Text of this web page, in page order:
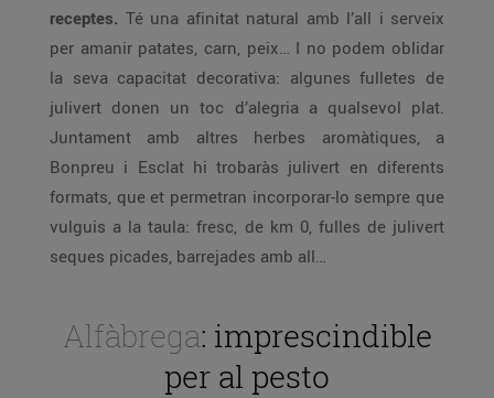
receptes. Té una afinitat natural amb l’all i serveix
per amanir patates, carn, peix… I no podem oblidar
la seva capacitat decorativa: algunes fulletes de
julivert donen un toc d’alegria a qualsevol plat.
Juntament amb altres herbes aromàtiques, a
Bonpreu i Esclat hi trobaràs julivert en diferents
formats, que et permetran incorporar-lo sempre que
vulguis a la taula: fresc, de km 0, fulles de julivert
seques picades, barrejades amb all…
Alfàbrega: imprescindible
per al pesto